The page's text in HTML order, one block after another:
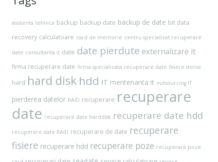
asistenta tehnica backup backup date backup de date bit data
recovery calculatoare card de memorie centru specializat recuperare
date consultanta it date date pierdute externalizare it
firma recuperare date firma specializata recuperare date fisiere sterse
hard hard disk hdd IT mentenanta it outsourcing IT
pierderea datelor RAID recuperare recuperare
date recuperare date harddisk recuperare date hdd
recuperare date RAID recuperare de date recuperare
fisiere recuperare hdd recuperare poze recuperare poze